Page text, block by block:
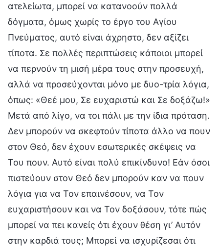
ατελείωτα, μπορεί να κατανοούν πολλά
δόγματα, όμως χωρίς το έργο του Αγίου
Πνεύματος, αυτό είναι άχρηστο, δεν αξίζει
τίποτα. Σε πολλές περιπτώσεις κάποιοι μπορεί
να περνούν τη μισή μέρα τους στην προσευχή,
αλλά να προσεύχονται μόνο με δυο-τρία λόγια,
όπως: «Θεέ μου, Σε ευχαριστώ και Σε δοξάζω!»
Μετά από λίγο, να τοι πάλι με την ίδια πρόταση.
Δεν μπορούν να σκεφτούν τίποτα άλλο να πουν
στον Θεό, δεν έχουν εσωτερικές σκέψεις να
Του πουν. Αυτό είναι πολύ επικίνδυνο! Εάν όσοι
πιστεύουν στον Θεό δεν μπορούν καν να πουν
λόγια για να Τον επαινέσουν, να Τον
ευχαριστήσουν και να Τον δοξάσουν, τότε πώς
μπορεί να πει κανείς ότι έχουν θέση γι’ Αυτόν
στην καρδιά τους; Μπορεί να ισχυρίζεσαι ότι